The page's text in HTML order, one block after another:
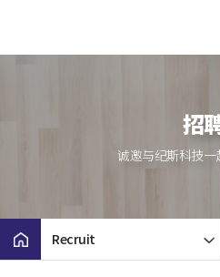
招
诚邀与纪斯科技
Recruit